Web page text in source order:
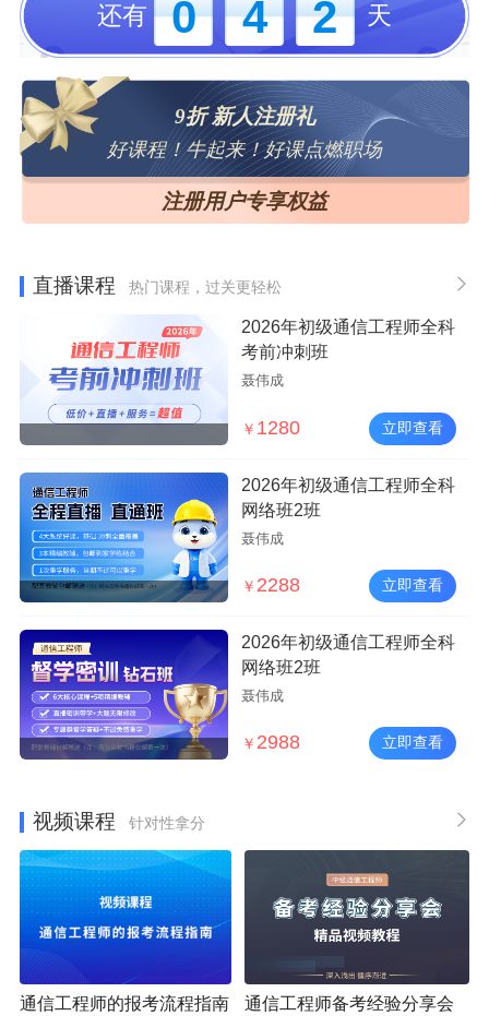
还有 0 4 2 天
9折 新人注册礼
好课程！牛起来！好课点燃职场
注册用户专享权益
直播课程 热门课程，过关更轻松
2026年初级通信工程师全科
考前冲刺班
聂伟成
￥ 1280 立即查看
2026年初级通信工程师全科
网络班2班
聂伟成
￥ 2288 立即查看
2026年初级通信工程师全科
网络班2班
聂伟成
￥ 2988 立即查看
视频课程 针对性拿分
通信工程师的报考流程指南 通信工程师备考经验分享会